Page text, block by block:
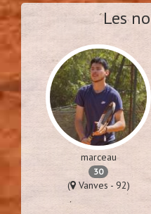
Les
marceau
30
( Vanves - 92)